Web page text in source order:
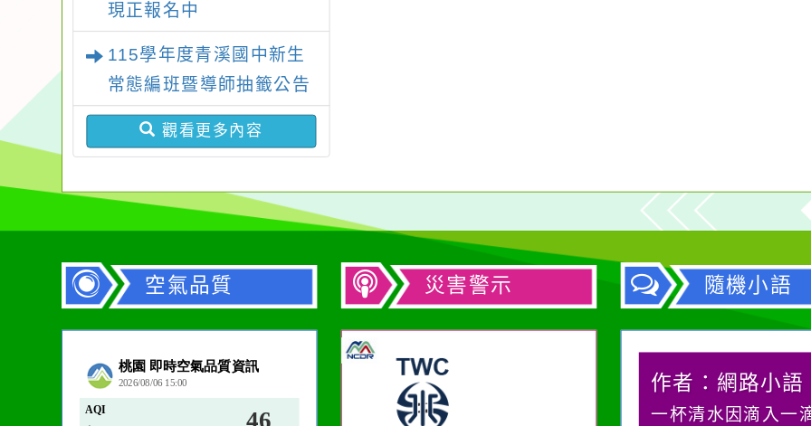
現正報名中
115學年度青溪國中新生
常態編班暨導師抽籤公告
觀看更多內容
空氣品質 災害警示 隨機小語
生活是一面鏡子。你對
作者：網路小語
在實現理想的路途中，
作者：網路小語
一杯清水因滴入一